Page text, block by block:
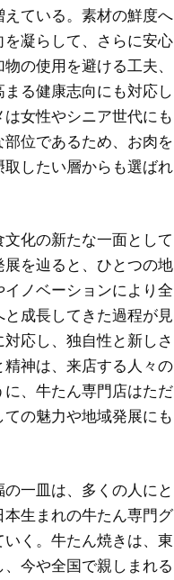
ている。素材の鮮度へ
凝らして、さらに安心
の使用を避ける工夫、
る健康志向にも対応し
女性やシニア世代にも
位であるため、お肉を
したい層からも選ばれ
化の新たな一面として
を辿ると、ひとつの地
ノベーションにより全
成長してきた過程が見
応し、独自性と新しさ
神は、来店する人々の
、牛たん専門店はただ
の魅力や地域発展にも
一皿は、多くの人にと
生まれの牛たん専門グ
く。牛たん焼きは、東
今や全国で親しまれる